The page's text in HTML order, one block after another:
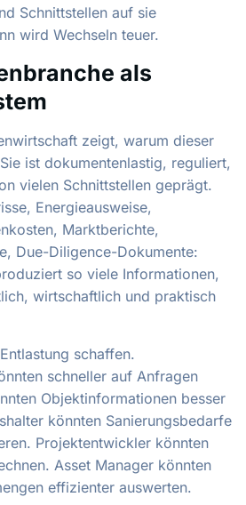
Schnittstellen auf sie
wird Wechseln teuer.
als
zeigt, warum dieser
ist dokumentenlastig, reguliert,
vielen Schnittstellen geprägt.
Energieausweise,
Marktberichte,
Due-Diligence-Dokumente:
so viele Informationen,
wirtschaftlich und praktisch
schaffen.
schneller auf Anfragen
Objektinformationen besser
könnten Sanierungsbedarfe
Projektentwickler könnten
Asset Manager könnten
effizienter auswerten.